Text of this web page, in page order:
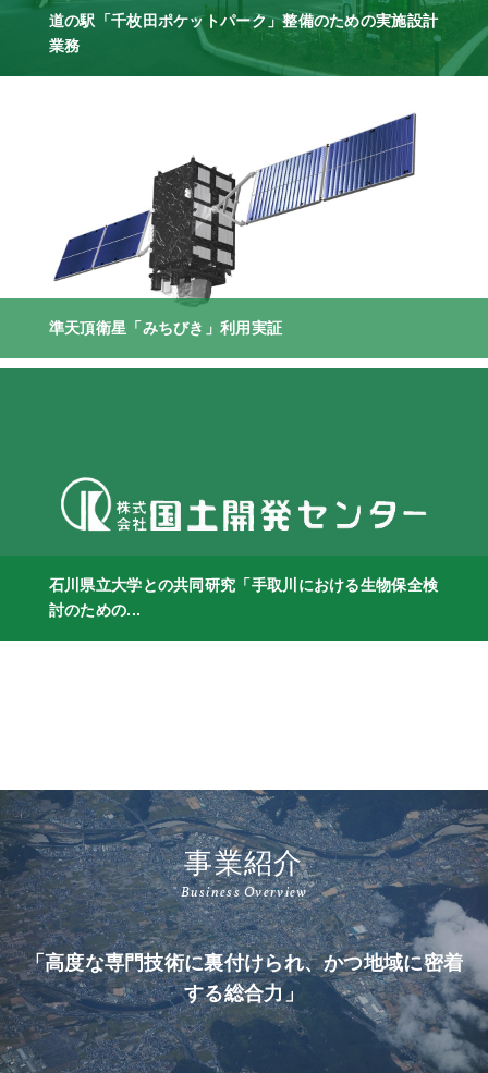
道の駅「千枚田ポケットパーク」整備のための実施設計
業務
準天頂衛星「みちびき」利用実証
石川県立大学との共同研究「手取川における生物保全検
討のための...
事業紹介
Business Overview
「高度な専門技術に裏付けられ、かつ地域に密着
する総合力」